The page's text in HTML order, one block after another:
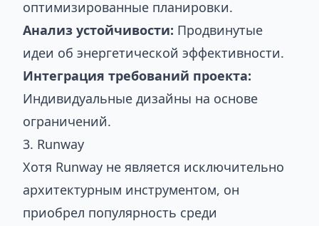
оптимизированные планировки.
Анализ устойчивости: Продвинутые
идеи об энергетической эффективности.
Интеграция требований проекта:
Индивидуальные дизайны на основе
ограничений.
3. Runway
Хотя Runway не является исключительно
архитектурным инструментом, он
приобрел популярность среди